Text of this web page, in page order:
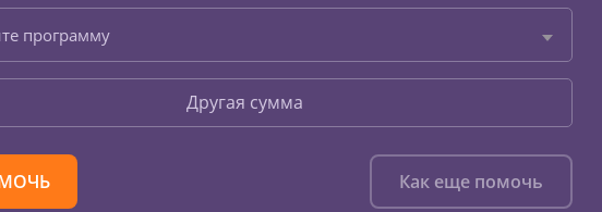
программу
Другая сумма
Как еще помочь